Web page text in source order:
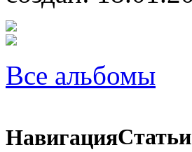
Все альбомы
НавигацияСтатьи